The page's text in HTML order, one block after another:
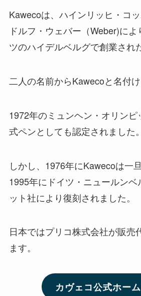
Kawecoは、ハインリッヒ・コ
ドルフ・ウェバー（Weber)に
ツのハイデルベルグで創業され
二人の名前からKawecoと名付け
1972年のミュンヘン・オリン
式ペンとしても認定されました。
しかし、1976年にKawecoは一
1995年にドイツ・ニュールンベ
ット社により復刻されました。
日本ではプリコ株式会社が販売
ます。
カヴェコ公式ホー